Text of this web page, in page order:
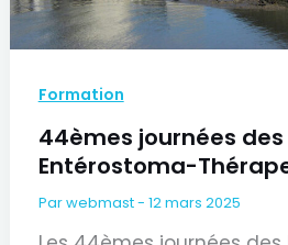
Formation
44èmes journées
Entérostoma-
Parwebmast- 12 mars 2025